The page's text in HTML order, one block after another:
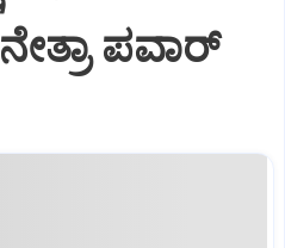
ಪವಾರ್‌